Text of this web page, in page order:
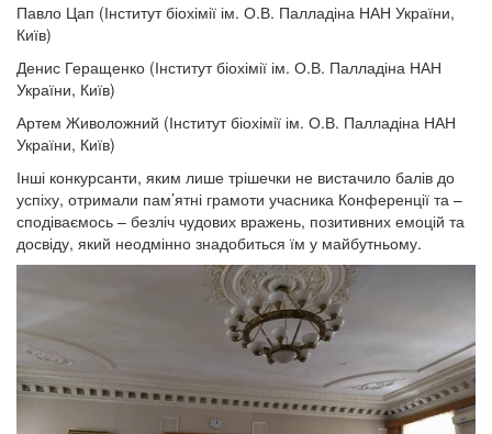
Павло Цап (Інститут біохімії ім. О.В. Палладіна НАН України,
Київ)
Денис Геращенко (Інститут біохімії ім. О.В. Палладіна НАН
України, Київ)
Артем Живоложний (Інститут біохімії ім. О.В. Палладіна НАН
України, Київ)
Інші конкурсанти, яким лише трішечки не вистачило балів до
успіху, отримали пам’ятні грамоти учасника Конференції та –
сподіваємось – безліч чудових вражень, позитивних емоцій та
досвіду, який неодмінно знадобиться їм у майбутньому.